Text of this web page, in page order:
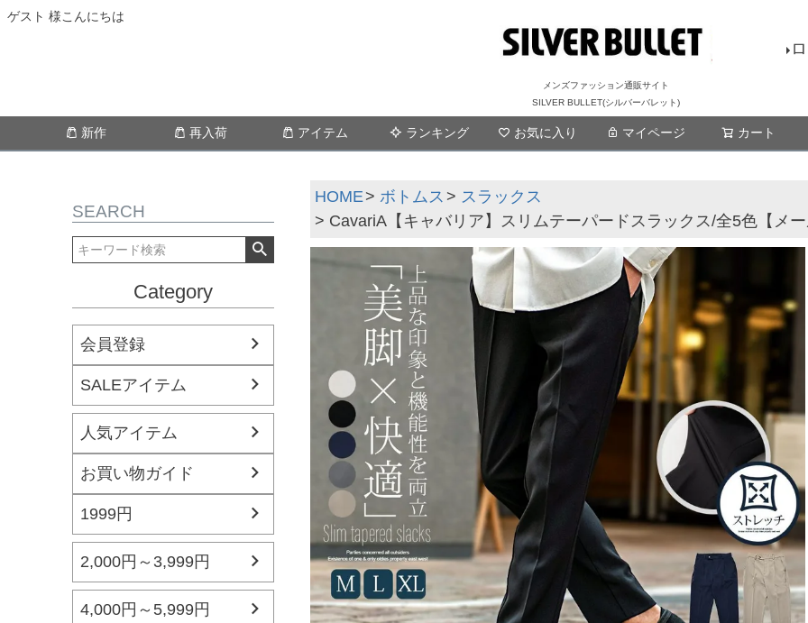
ゲスト 様こんにちは
メンズファッション通販サイト
SILVER BULLET(シルバーバレット)
新作 再入荷 アイテム ランキング お気に入り マイページ カート
検索
SEARCH
Category
会員登録
SALEアイテム
人気アイテム
お買い物ガイド
1999円
2,000円～3,999円
4,000円～5,999円
HOME ボトムス
スラックス
CavariA【キャバリア】スリムテーパードスラックス/全5色【メ